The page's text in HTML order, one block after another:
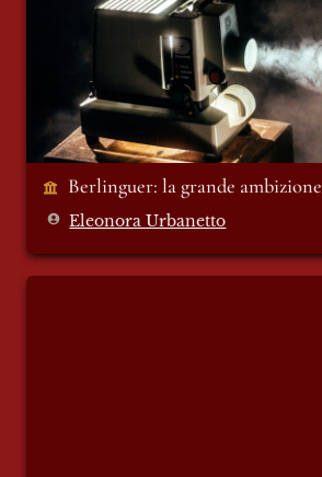
Berlinguer: la grande ambizione
Eleonora Urbanetto
Good Job Priamo Bocchi